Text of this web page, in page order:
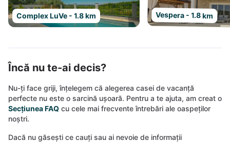
Complex LuVe - 1.8 km Vespera - 1.8 km
Încă nu te-ai decis?
Nu-ți face griji, înțelegem că alegerea casei de vacanță
perfecte nu este o sarcină ușoară. Pentru a te ajuta, am creat o
Secțiunea FAQ cu cele mai frecvente întrebări ale oaspeților
noștri.
Dacă nu găsești ce cauți sau ai nevoie de informații